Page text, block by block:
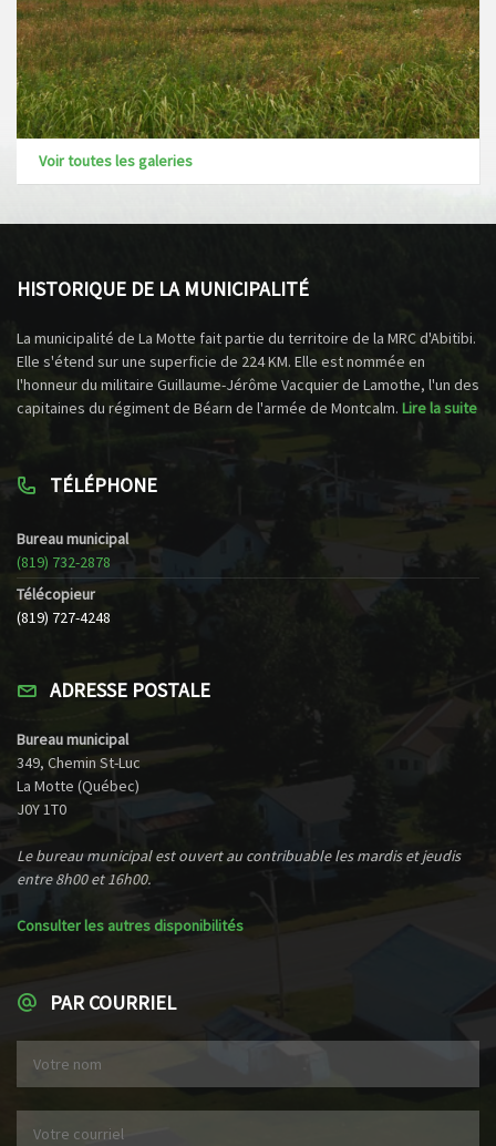
Voir toutes les galeries
HISTORIQUE DE LA MUNICIPALITÉ
La municipalité de La Motte fait partie du territoire de la MRC d'Abitibi.
Elle s'étend sur une superficie de 224 KM. Elle est nommée en
l'honneur du militaire Guillaume-Jérôme Vacquier de Lamothe, l'un des
capitaines du régiment de Béarn de l'armée de Montcalm. Lire la suite
TÉLÉPHONE
Bureau municipal
(819) 732-2878
Télécopieur
(819) 727-4248
ADRESSE POSTALE
Bureau municipal
349, Chemin St-Luc
La Motte (Québec)
J0Y 1T0
Le bureau municipal est ouvert au contribuable les mardis et jeudis
entre 8h00 et 16h00.
Consulter les autres disponibilités
PAR COURRIEL